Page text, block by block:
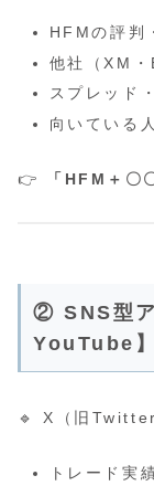
HFMの評判
他社（XM
スプレッド
向いている
👉 「HFM＋〇
② SNS型ア
YouTube】
🔹 X（旧Twitter
トレード実